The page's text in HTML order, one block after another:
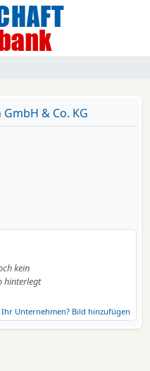
& Co. KG
kein
hinterlegt
Ihr Unternehmen? Bild hinzufügen